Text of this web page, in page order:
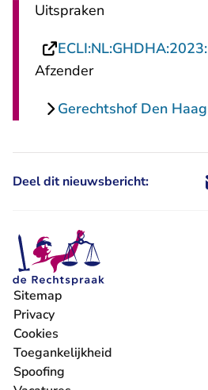
Uitspraken
Afzender
Gerechtshof Den Haag
Deel dit nieuwsbericht: Deel
Sitemap
Privacy
Cookies
Toegankelijkheid
Spoofing